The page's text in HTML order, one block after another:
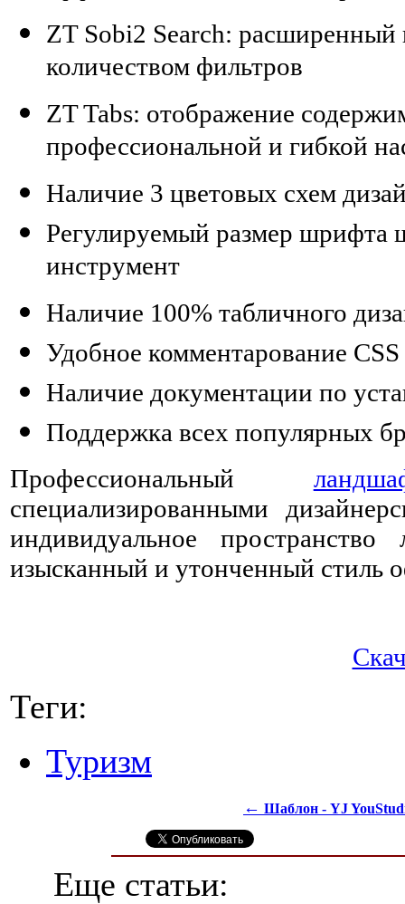
ZT Sobi2 Search: расширенный
количеством фильтров
ZT Tabs: отображение
профессиональной и гибкой
Наличие 3 цветовых схем
Регулируемый размер шрифта
инструмент
Наличие 100% табличного
Удобное комментарование CSS
Наличие документации по
Поддержка всех популярных
Профессиональный
специализированными
индивидуальное
изысканный и утонченный стиль
Теги:
Туризм
← Шаблон - YJ
Еще статьи: